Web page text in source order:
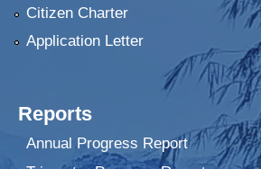
Citizen Charter
Application Letter
Reports
Annual Progress Report